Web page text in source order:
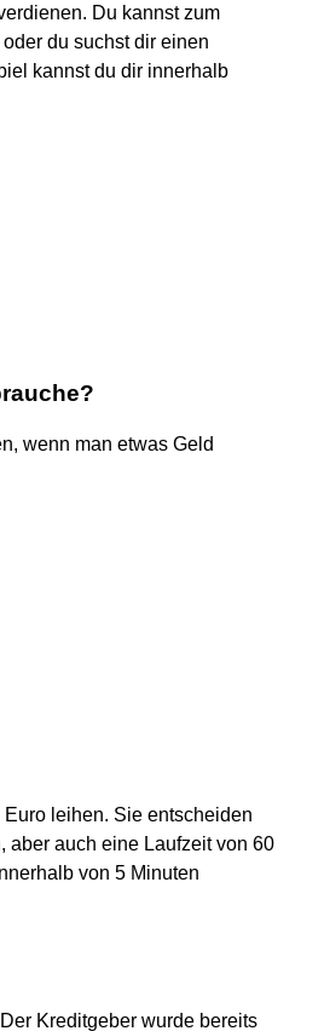
Du kannst zum
du suchst dir einen
kannst du dir innerhalb
wenn man etwas Geld
leihen. Sie entscheiden
aber auch eine Laufzeit von 60
von 5 Minuten
Kreditgeber wurde bereits